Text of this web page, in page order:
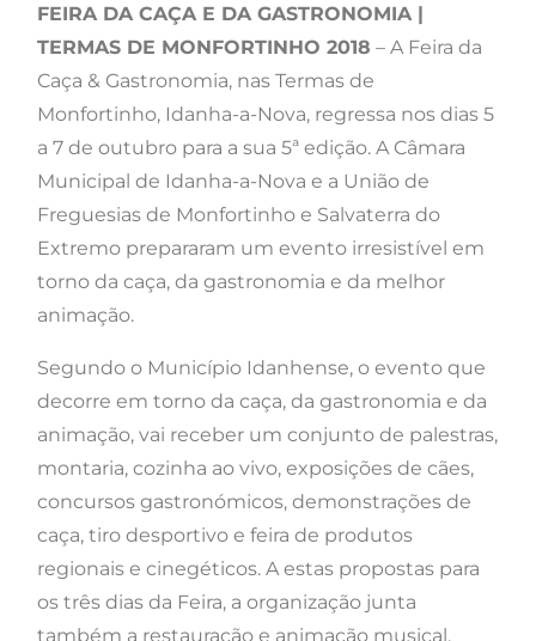
FEIRA DA CAÇA E DA GASTRONOMIA |
TERMAS DE MONFORTINHO 2018 – A Feira da
Caça & Gastronomia, nas Termas de
Monfortinho, Idanha-a-Nova, regressa nos dias 5
a 7 de outubro para a sua 5ª edição. A Câmara
Municipal de Idanha-a-Nova e a União de
Freguesias de Monfortinho e Salvaterra do
Extremo prepararam um evento irresistível em
torno da caça, da gastronomia e da melhor
animação.
Segundo o Município Idanhense, o evento que
decorre em torno da caça, da gastronomia e da
animação, vai receber um conjunto de palestras,
montaria, cozinha ao vivo, exposições de cães,
concursos gastronómicos, demonstrações de
caça, tiro desportivo e feira de produtos
regionais e cinegéticos. A estas propostas para
os três dias da Feira, a organização junta
também a restauração e animação musical.